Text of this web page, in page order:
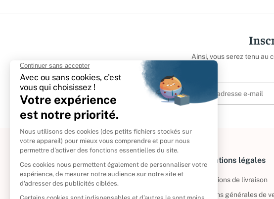
Ainsi, vous serez tenu au
À propos
Politique de retour
Reprendre vos livres
Informations légales
Informations de livraison
Conditions générales de